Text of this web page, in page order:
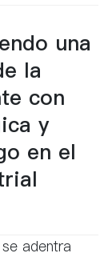
una
la
con
y
en el
adentra